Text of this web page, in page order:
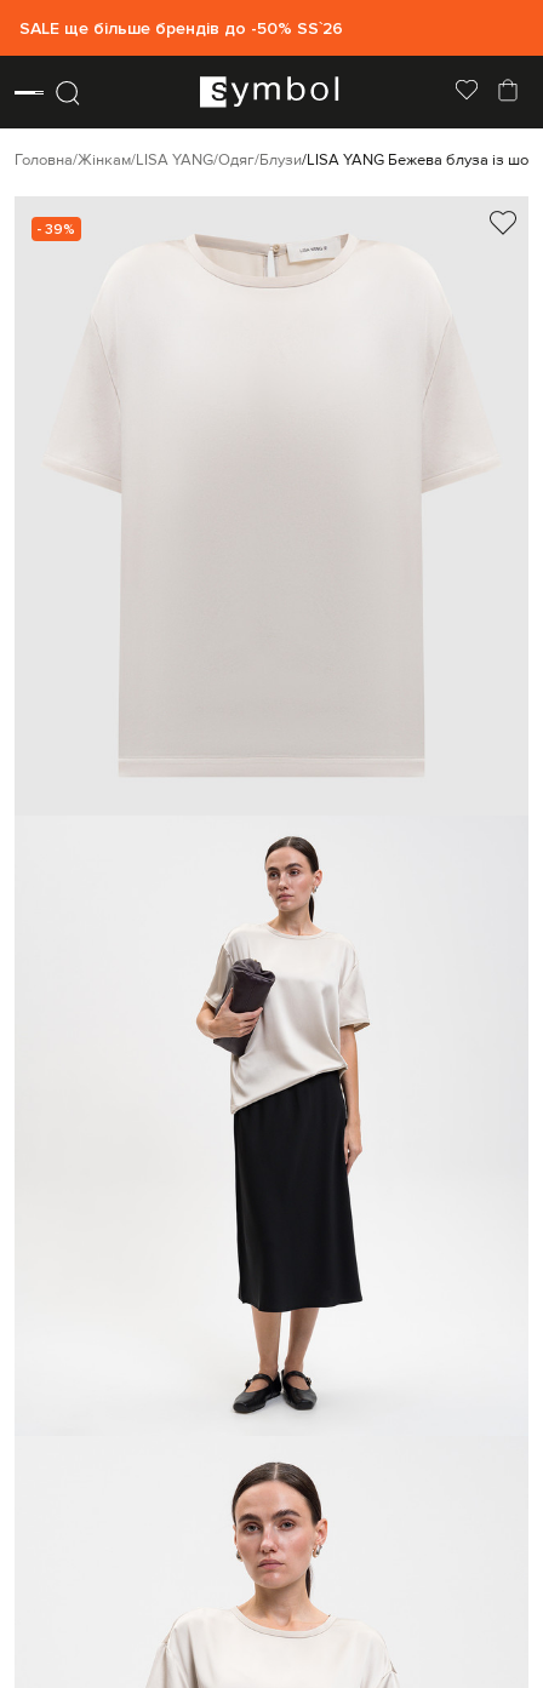
SALE ще більше брендів до -50% SS`26
Головна Жінкам LISA YANG Одяг Блузи LISA YANG Бежева блуза із
- 39%